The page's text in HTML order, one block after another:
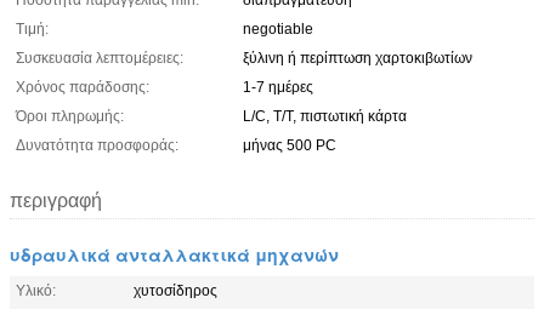
Τιμή:
negotiable
Συσκευασία λεπτομέρειες:
ξύλινη ή περίπτωση χαρτοκιβωτίων
Χρόνος παράδοσης:
1-7 ημέρες
Όροι πληρωμής:
L/C, T/T, πιστωτική κάρτα
Δυνατότητα προσφοράς:
μήνας 500 PC
περιγραφή
υδραυλικά ανταλλακτικά μηχανών
Υλικό:
χυτοσίδηρος